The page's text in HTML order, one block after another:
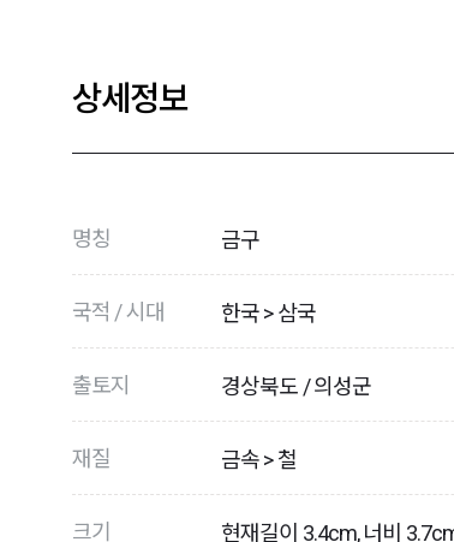
상세정보
명칭 금구
국적 / 시대 한국 > 삼국
출토지 경상북도 / 의성군
재질 금속 > 철
크기 현재길이 3.4cm, 너비